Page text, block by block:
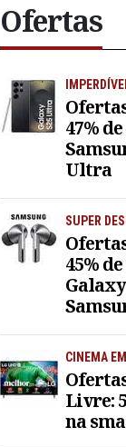
Ofertas
47%
Ultra
SUPER
45%
CINEMA
Livre:
na